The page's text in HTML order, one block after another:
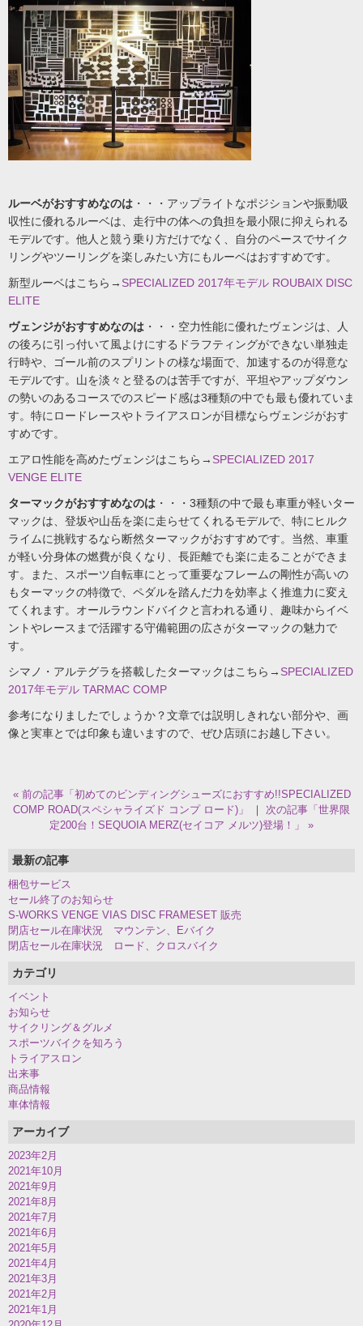
ルーベがおすすめなのは ・・・アップライトなポジションや振動吸
収性に優れるルーベは、走行中の体への負担を最小限に抑えられる
モデルです。他人と競う乗り方だけでなく、自分のペースでサイク
リングやツーリングを楽しみたい方にもルーベはおすすめです。
新型ルーベはこちら→ SPECIALIZED 2017年モデル ROUBAIX DISC
ELITE
ヴェンジがおすすめなのは ・・・空力性能に優れたヴェンジは、人
の後ろに引っ付いて風よけにするドラフティングができない単独走
行時や、ゴール前のスプリントの様な場面で、加速するのが得意な
モデルです。山を淡々と登るのは苦手ですが、平坦やアップダウン
の勢いのあるコースでのスピード感は3種類の中でも最も優れていま
す。特にロードレースやトライアスロンが目標ならヴェンジがおす
すめです。
エアロ性能を高めたヴェンジはこちら→ SPECIALIZED 2017
VENGE ELITE
ターマックがおすすめなのは ・・・3種類の中で最も車重が軽いター
マックは、登坂や山岳を楽に走らせてくれるモデルで、特にヒルク
ライムに挑戦するなら断然ターマックがおすすめです。当然、車重
が軽い分身体の燃費が良くなり、長距離でも楽に走ることができま
す。また、スポーツ自転車にとって重要なフレームの剛性が高いの
もターマックの特徴で、ペダルを踏んだ力を効率よく推進力に変え
てくれます。オールラウンドバイクと言われる通り、趣味からイベ
ントやレースまで活躍する守備範囲の広さがターマックの魅力で
す。
シマノ・アルテグラを搭載したターマックはこちら→ SPECIALIZED
2017年モデル TARMAC COMP
参考になりましたでしょうか？文章では説明しきれない部分や、画
像と実車とでは印象も違いますので、ぜひ店頭にお越し下さい。
« 前の記事「初めてのビンディングシューズにおすすめ!!SPECIALIZED
COMP ROAD(スペシャライズド コンプ ロード)」
｜ 次の記事「世界限
定200台！SEQUOIA MERZ(セイコア メルツ)登場！」 »
最新の記事
梱包サービス
セール終了のお知らせ
S-WORKS VENGE VIAS DISC FRAMESET 販売
閉店セール在庫状況 マウンテン、Eバイク
閉店セール在庫状況 ロード、クロスバイク
カテゴリ
イベント
お知らせ
サイクリング＆グルメ
スポーツバイクを知ろう
トライアスロン
出来事
商品情報
車体情報
アーカイブ
2023年2月
2021年10月
2021年9月
2021年8月
2021年7月
2021年6月
2021年5月
2021年4月
2021年3月
2021年2月
2021年1月